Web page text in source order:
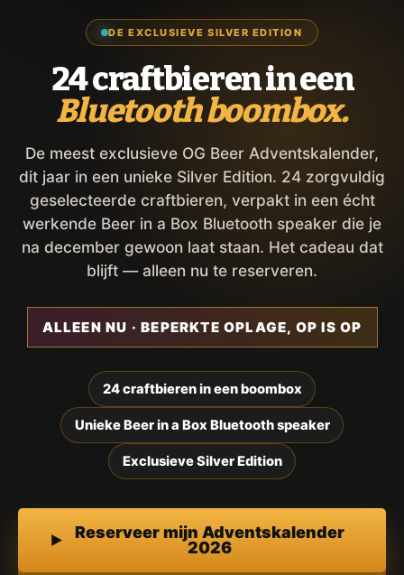
DE EXCLUSIEVE SILVER EDITION
24 craftbieren in een
Bluetooth boombox.
De meest exclusieve OG Beer Adventskalender,
dit jaar in een unieke Silver Edition. 24 zorgvuldig
geselecteerde craftbieren, verpakt in een écht
werkende Beer in a Box Bluetooth speaker die je
na december gewoon laat staan. Het cadeau dat
blijft — alleen nu te reserveren.
ALLEEN NU · BEPERKTE OPLAGE, OP IS OP
24 craftbieren in een boombox
Unieke Beer in a Box Bluetooth speaker
Exclusieve Silver Edition
Reserveer mijn Adventskalender
2026